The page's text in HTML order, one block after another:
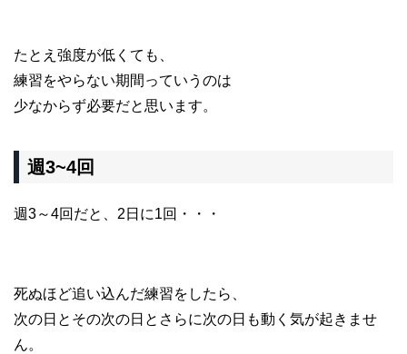
たとえ強度が低くても、
練習をやらない期間っていうのは
少なからず必要だと思います。
週3~4回
週3～4回だと、2日に1回・・・
死ぬほど追い込んだ練習をしたら、
次の日とその次の日とさらに次の日も動く気が起きませ
ん。